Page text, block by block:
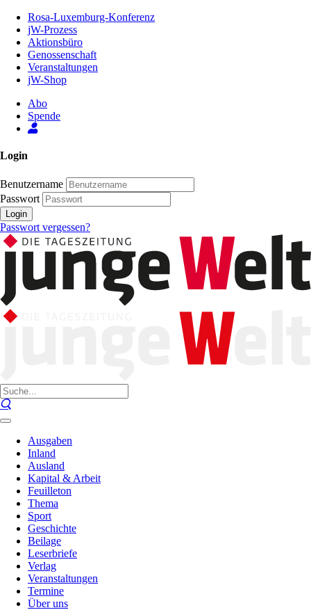
Inhalt
Seite
Rosa-Luxemburg-Konferenz
jW-Prozess
Aktionsbüro
Genossenschaft
Veranstaltungen
jW-Shop
Abo
Spende
Login
Benutzername
Passwort
Login
Passwort vergessen?
Ausgaben
Inland
Ausland
Kapital & Arbeit
Feuilleton
Thema
Sport
Geschichte
Beilage
Leserbriefe
Verlag
Veranstaltungen
Termine
Über uns